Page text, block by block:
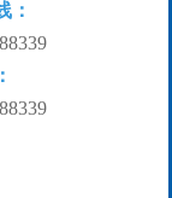
的本质就是“责
来描述就是“责
，承担责任是管理
：